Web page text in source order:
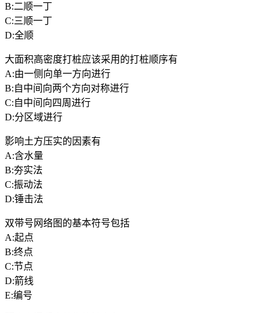
B:二顺一丁
C:三顺一丁
D:全顺
大面积高密度打桩应该采用的打桩顺序有
A:由一侧向单一方向进行
B:自中间向两个方向对称进行
C:自中间向四周进行
D:分区域进行
影响土方压实的因素有
A:含水量
B:夯实法
C:振动法
D:锤击法
双带号网络图的基本符号包括
A:起点
B:终点
C:节点
D:箭线
E:编号